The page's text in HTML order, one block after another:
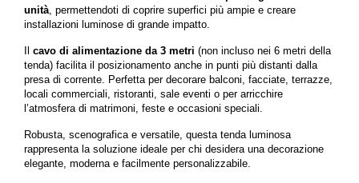
unità , permettendoti di coprire superfici più ampie e creare
installazioni luminose di grande impatto.
Il cavo di alimentazione da 3 metri (non incluso nei 6 metri della
tenda) facilita il posizionamento anche in punti più distanti dalla
presa di corrente. Perfetta per decorare balconi, facciate, terrazze,
locali commerciali, ristoranti, sale eventi o per arricchire
l’atmosfera di matrimoni, feste e occasioni speciali.
Robusta, scenografica e versatile, questa tenda luminosa
rappresenta la soluzione ideale per chi desidera una decorazione
elegante, moderna e facilmente personalizzabile.